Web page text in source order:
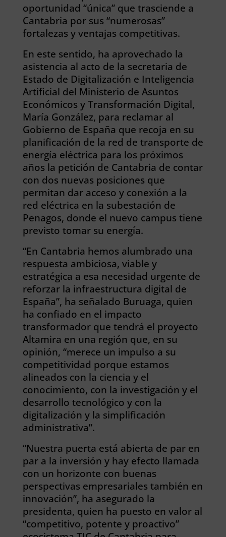
oportunidad “única” que trasciende a
Cantabria por sus “numerosas”
fortalezas y ventajas competitivas.
En este sentido, ha aprovechado la
asistencia al acto de la secretaria de
Estado de Digitalización e Inteligencia
Artificial del Ministerio de Asuntos
Económicos y Transformación Digital,
María González, para reclamar al
Gobierno de España que recoja en su
planificación de la red de transporte de
energía eléctrica para los próximos
años la petición de Cantabria de contar
con dos nuevas posiciones que
permitan dar acceso y conexión a la
red eléctrica en la subestación de
Penagos, donde el nuevo campus tiene
previsto tomar su energía.
“En Cantabria hemos alumbrado una
respuesta ambiciosa, viable y
estratégica a esa necesidad urgente de
reforzar la infraestructura digital de
España”, ha señalado Buruaga, quien
ha confiado en el impacto
transformador que tendrá el proyecto
Altamira en una región que, en su
opinión, “merece un impulso a su
competitividad porque estamos
alineados con la ciencia y el
conocimiento, con la investigación y el
desarrollo tecnológico y con la
digitalización y la simplificación
administrativa”.
“Nuestra puerta está abierta de par en
par a la inversión y hay efecto llamada
con un horizonte con buenas
perspectivas empresariales también en
innovación”, ha asegurado la
presidenta, quien ha puesto en valor al
“competitivo, potente y proactivo”